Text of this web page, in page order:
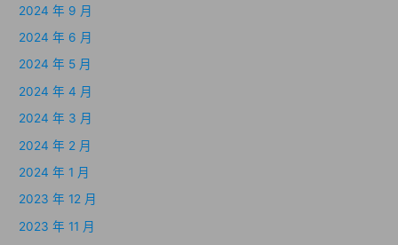
2024 年 9 月
2024 年 6 月
2024 年 5 月
2024 年 4 月
2024 年 3 月
2024 年 2 月
2024 年 1 月
2023 年 12 月
2023 年 11 月